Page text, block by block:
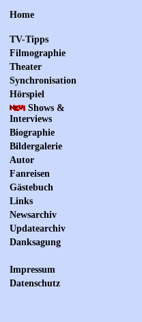
Home
TV-Tipps
Filmographie
Theater
Synchronisation
Hörspiel
Shows &
Interviews
Biographie
Bildergalerie
Autor
Fanreisen
Gästebuch
Links
Newsarchiv
Updatearchiv
Danksagung
Impressum
Datenschutz